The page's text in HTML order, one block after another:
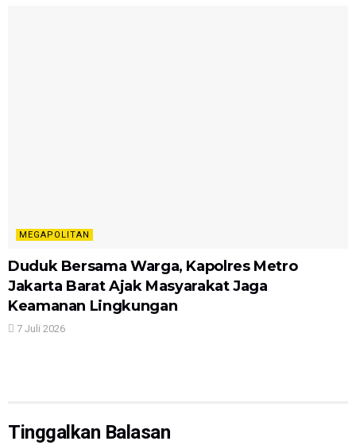
MEGAPOLITAN
Duduk Bersama Warga, Kapolres Metro
Jakarta Barat Ajak Masyarakat Jaga
Keamanan Lingkungan
7 Juli 2026
Tinggalkan Balasan